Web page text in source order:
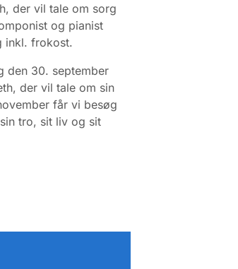
der vil tale om sorg
og pianist
inkl. frokost.
den 30. september
der vil tale om sin
får vi besøg
tro, sit liv og sit